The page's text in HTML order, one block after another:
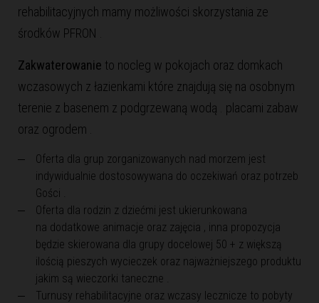
rehabilitacyjnych mamy możliwości skorzystania ze
środków PFRON .
Zakwaterowanie to nocleg w pokojach oraz domkach
wczasowych z łazienkami które znajdują się na osobnym
terenie z basenem z podgrzewaną wodą . placami zabaw
oraz ogrodem .
Oferta dla grup zorganizowanych nad morzem jest
indywidualnie dostosowywana do oczekiwań oraz potrzeb
Gości .
Oferta dla rodzin z dziećmi jest ukierunkowana
na dodatkowe animacje oraz zajęcia , inna propozycja
będzie skierowana dla grupy docelowej 50 + z większą
ilością pieszych wycieczek oraz najważniejszego produktu
jakim są wieczorki taneczne .
Turnusy rehabilitacyjne oraz wczasy lecznicze to pobyty